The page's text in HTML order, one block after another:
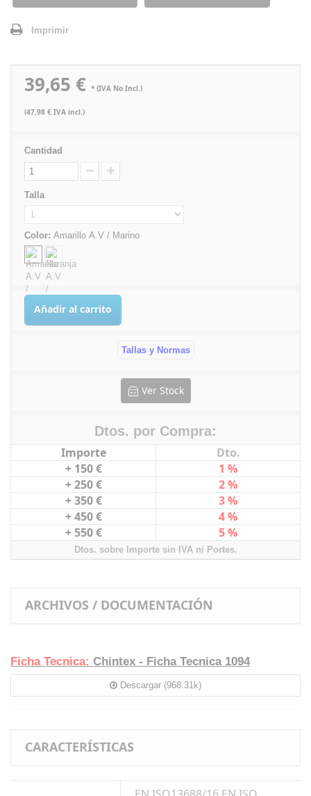
Imprimir
39,65 € * (IVA No Incl.)
(47,98 € IVA incl.)
Cantidad
Talla
Color: Amarillo A.V / Marino
Añadir al carrito
Tallas y Normas
Ver Stock
Dtos. por Compra:
Importe
Dto.
+ 150 €
1 %
+ 250 €
2 %
+ 350 €
3 %
+ 450 €
4 %
+ 550 €
5 %
Dtos. sobre Importe sin IVA ni Portes.
ARCHIVOS / DOCUMENTACIÓN
Ficha Tecnica: Chintex - Ficha Tecnica 1094
Descargar (968.31k)
CARACTERÍSTICAS